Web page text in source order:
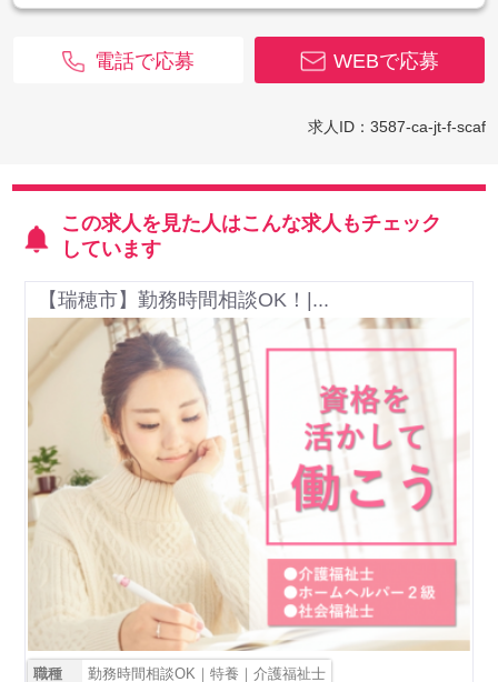
WEBで応募
電話で応募
求人ID：3587-ca-jt-f-scaf
この求人を見た人はこんな求人もチェック
しています
【瑞穂市】勤務時間相談OK！|...
職種 勤務時間相談OK｜特養｜介護福祉士